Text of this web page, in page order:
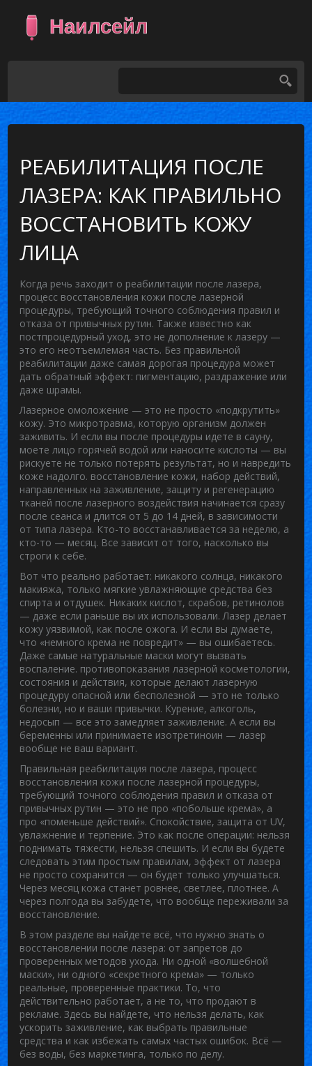
РЕАБИЛИТАЦИЯ ПОСЛЕ
ЛАЗЕРА: КАК ПРАВИЛЬНО
ВОССТАНОВИТЬ КОЖУ
ЛИЦА
Когда речь заходит о реабилитации после лазера,
процесс восстановления кожи после лазерной
процедуры, требующий точного соблюдения правил и
отказа от привычных рутин. Также известно как
постпроцедурный уход, это не дополнение к лазеру —
это его неотъемлемая часть. Без правильной
реабилитации даже самая дорогая процедура может
дать обратный эффект: пигментацию, раздражение или
даже шрамы.
Лазерное омоложение — это не просто «подкрутить»
кожу. Это микротравма, которую организм должен
заживить. И если вы после процедуры идете в сауну,
моете лицо горячей водой или наносите кислоты — вы
рискуете не только потерять результат, но и навредить
коже надолго. восстановление кожи, набор действий,
направленных на заживление, защиту и регенерацию
тканей после лазерного воздействия начинается сразу
после сеанса и длится от 5 до 14 дней, в зависимости
от типа лазера. Кто-то восстанавливается за неделю, а
кто-то — месяц. Все зависит от того, насколько вы
строги к себе.
Вот что реально работает: никакого солнца, никакого
макияжа, только мягкие увлажняющие средства без
спирта и отдушек. Никаких кислот, скрабов, ретинолов
— даже если раньше вы их использовали. Лазер делает
кожу уязвимой, как после ожога. И если вы думаете,
что «немного крема не повредит» — вы ошибаетесь.
Даже самые натуральные маски могут вызвать
воспаление. противопоказания лазерной косметологии,
состояния и действия, которые делают лазерную
процедуру опасной или бесполезной — это не только
болезни, но и ваши привычки. Курение, алкоголь,
недосып — все это замедляет заживление. А если вы
беременны или принимаете изотретиноин — лазер
вообще не ваш вариант.
Правильная реабилитация после лазера, процесс
восстановления кожи после лазерной процедуры,
требующий точного соблюдения правил и отказа от
привычных рутин — это не про «побольше крема», а
про «поменьше действий». Спокойствие, защита от UV,
увлажнение и терпение. Это как после операции: нельзя
поднимать тяжести, нельзя спешить. И если вы будете
следовать этим простым правилам, эффект от лазера
не просто сохранится — он будет только улучшаться.
Через месяц кожа станет ровнее, светлее, плотнее. А
через полгода вы забудете, что вообще переживали за
восстановление.
В этом разделе вы найдете всё, что нужно знать о
восстановлении после лазера: от запретов до
проверенных методов ухода. Ни одной «волшебной
маски», ни одного «секретного крема» — только
реальные, проверенные практики. То, что
действительно работает, а не то, что продают в
рекламе. Здесь вы найдете, что нельзя делать, как
ускорить заживление, как выбрать правильные
средства и как избежать самых частых ошибок. Всё —
без воды, без маркетинга, только по делу.